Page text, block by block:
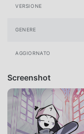
VERSIONE
GENERE
AGGIORNATO
Screenshot